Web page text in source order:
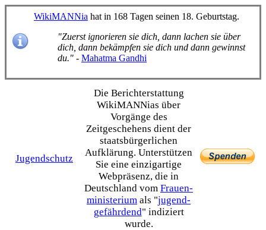
WikiMANNia hat in 168 Tagen seinen 18. Geburtstag.
"Zuerst ignorieren sie dich, dann lachen sie über
dich, dann bekämpfen sie dich und dann gewinnst
du." - Mahatma Gandhi
Jugendschutz
Die Bericht­erstattung
WikiMANNias über
Vorgänge des
Zeitgeschehens dient der
staats­bürgerlichen
Aufklärung. Unterstützen
Sie eine einzig­artige
Webpräsenz, die in
Deutschland vom Frauen­
ministerium als "jugend­
gefährdend" indiziert
wurde.